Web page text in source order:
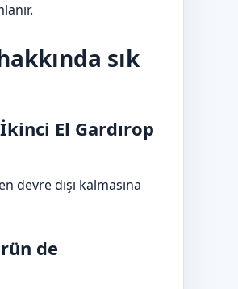
sık
El Gardırop
devre dışı kalmasına
de